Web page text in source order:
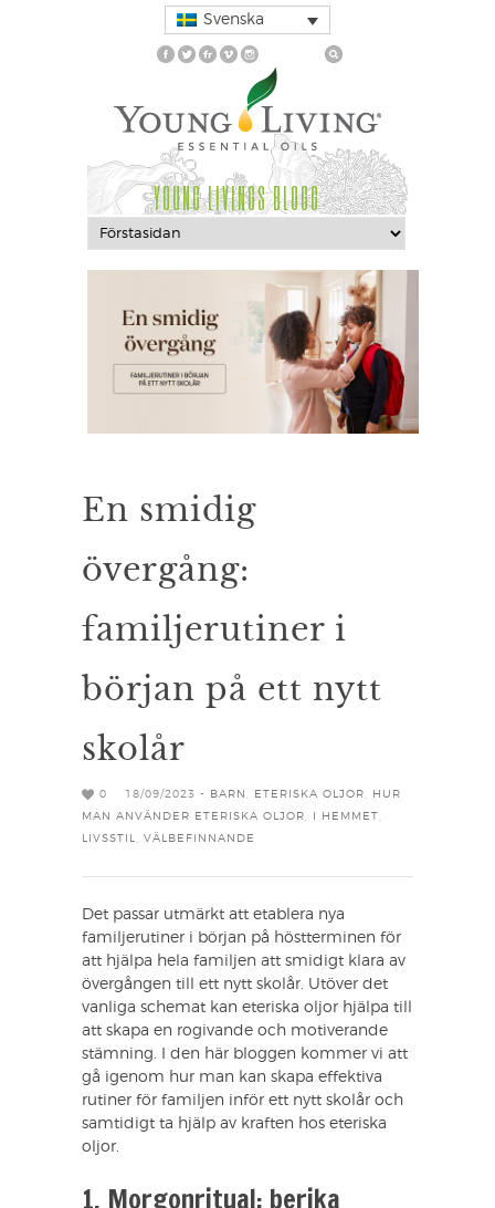
Svenska
YOUNG LIVINGS BLOGG
En smidig
övergång:
familjerutiner i
början på ett nytt
skolår
0 18/09/2023 - BARN ETERISKA OLJOR
HUR
MAN ANVÄNDER ETERISKA OLJOR
I HEMMET
LIVSSTIL
VÄLBEFINNANDE
Det passar utmärkt att etablera nya
familjerutiner i början på höstterminen för
att hjälpa hela familjen att smidigt klara av
övergången till ett nytt skolår. Utöver det
vanliga schemat kan eteriska oljor hjälpa till
att skapa en rogivande och motiverande
stämning. I den här bloggen kommer vi att
gå igenom hur man kan skapa effektiva
rutiner för familjen inför ett nytt skolår och
samtidigt ta hjälp av kraften hos eteriska
oljor.
1. Morgonritual: berika